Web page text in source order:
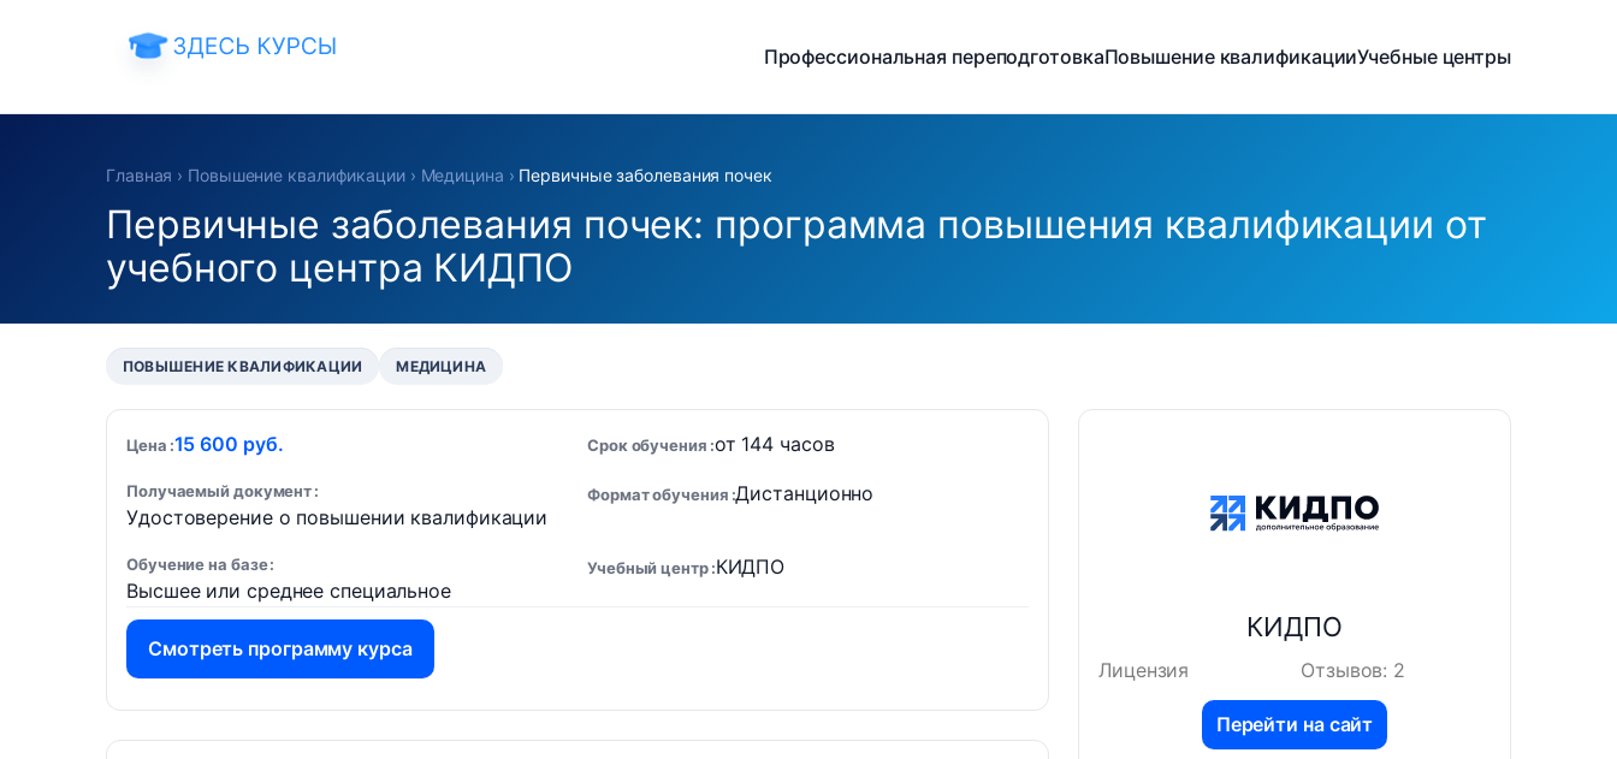
Профессиональная переподготовкаПовышение квалификацииУчебные центры
Главная › Повышение квалификации› Медицина › Первичные заболевания почек
Первичные заболевания почек: программа повышения квалификации от
учебного центра КИДПО
ПОВЫШЕНИЕ КВАЛИФИКАЦИИ МЕДИЦИНА
Цена 15 600 руб. Срок обучения от 144 часов
Получаемый документ
Удостоверение о повышении квалификации
Формат обучения Дистанционно
Обучение на базе
Высшее или среднее специальное
Учебный центр КИДПО
Смотреть программу курса
КИДПО
Лицензия Отзывов: 2
Перейти на сайт